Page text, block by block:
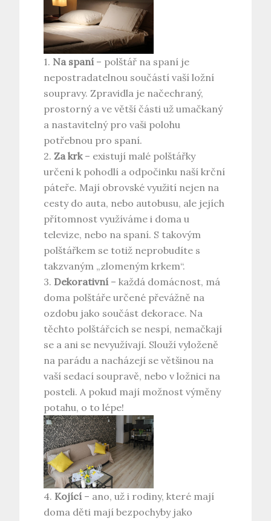
1. Na spaní – polštář na spaní je
nepostradatelnou součástí vaší ložní
soupravy. Zpravidla je načechraný,
prostorný a ve větší části už umačkaný
a nastavitelný pro vaši polohu
potřebnou pro spaní.
2. Za krk – existují malé polštářky
určení k pohodlí a odpočinku naší krční
páteře. Mají obrovské využití nejen na
cesty do auta, nebo autobusu, ale jejích
přítomnost využíváme i doma u
televize, nebo na spaní. S takovým
polštářkem se totiž neprobudíte s
takzvaným „zlomeným krkem“.
3. Dekorativní – každá domácnost, má
doma polštáře určené převážně na
ozdobu jako součást dekorace. Na
těchto polštářcích se nespí, nemačkají
se a ani se nevyužívají. Slouží vyloženě
na parádu a nacházejí se většinou na
vaší sedací soupravě, nebo v ložnici na
posteli. A pokud mají možnost výměny
potahu, o to lépe!
4. Kojící – ano, už i rodiny, které mají
doma děti mají bezpochyby jako